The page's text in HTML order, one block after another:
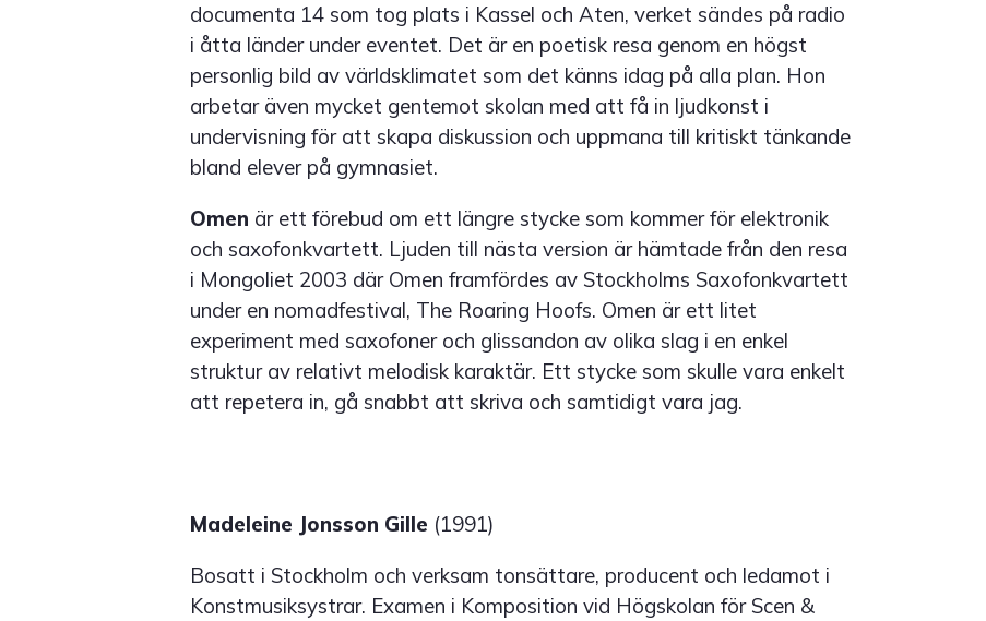
documenta 14 som tog plats i Kassel och Aten, verket sändes på radio
i åtta länder under eventet. Det är en poetisk resa genom en högst
personlig bild av världsklimatet som det känns idag på alla plan. Hon
arbetar även mycket gentemot skolan med att få in ljudkonst i
undervisning för att skapa diskussion och uppmana till kritiskt tänkande
bland elever på gymnasiet.
Omen är ett förebud om ett längre stycke som kommer för elektronik
och saxofonkvartett. Ljuden till nästa version är hämtade från den resa
i Mongoliet 2003 där Omen framfördes av Stockholms Saxofonkvartett
under en nomadfestival, The Roaring Hoofs. Omen är ett litet
experiment med saxofoner och glissandon av olika slag i en enkel
struktur av relativt melodisk karaktär. Ett stycke som skulle vara enkelt
att repetera in, gå snabbt att skriva och samtidigt vara jag.
Madeleine Jonsson Gille (1991)
Bosatt i Stockholm och verksam tonsättare, producent och ledamot i
Konstmusiksystrar. Examen i Komposition vid Högskolan för Scen &